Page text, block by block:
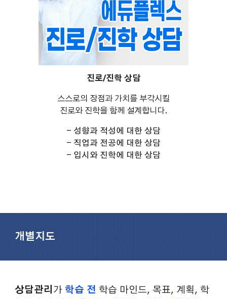
진로/진학 상담
스스로의 장점과 가치를 부각시킬
진로와 진학을 함께 설계합니다.
- 성향과 적성에 대한 상담
- 직업과 전공에 대한 상담
- 입시와 진학에 대한 상담
개별지도
상담관리 가 학습 전 학습 마인드, 목표, 계획, 학